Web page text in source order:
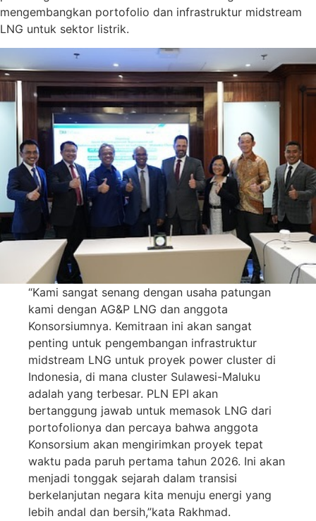
mengembangkan portofolio dan infrastruktur midstream
LNG untuk sektor listrik.
“Kami sangat senang dengan usaha patungan
kami dengan AG&P LNG dan anggota
Konsorsiumnya. Kemitraan ini akan sangat
penting untuk pengembangan infrastruktur
midstream LNG untuk proyek power cluster di
Indonesia, di mana cluster Sulawesi-Maluku
adalah yang terbesar. PLN EPI akan
bertanggung jawab untuk memasok LNG dari
portofolionya dan percaya bahwa anggota
Konsorsium akan mengirimkan proyek tepat
waktu pada paruh pertama tahun 2026. Ini akan
menjadi tonggak sejarah dalam transisi
berkelanjutan negara kita menuju energi yang
lebih andal dan bersih,”kata Rakhmad.